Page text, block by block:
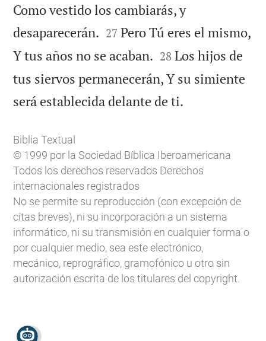
Como vestido los cambiarás, y
desaparecerán. 

27 Pero Tú eres el mismo,
Y tus años no se acaban. 

28 Los hijos de
tus siervos permanecerán, Y su simiente
será establecida delante de ti.
Biblia Textual
© 1999 por la Sociedad Bíblica Iberoamericana
Todos los derechos reservados Derechos
internacionales registrados
No se permite su reproducción (con excepción de
citas breves), ni su incorporación a un sistema
informático, ni su transmisión en cualquier forma o
por cualquier medio, sea este electrónico,
mecánico, reprográfico, gramofónico u otro sin
autorización escrita de los titulares del copyright.